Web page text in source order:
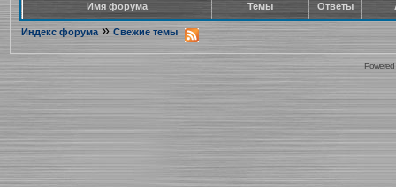
Имя форума Темы Ответы
Индекс форума » Свежие темы